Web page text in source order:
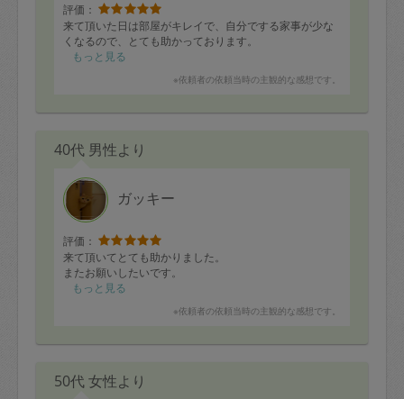
評価：
来て頂いた日は部屋がキレイで、自分でする家事が少な
くなるので、とても助かっております。
もっと見る
※依頼者の依頼当時の主観的な感想です。
40代 男性より
ガッキー
評価：
来て頂いてとても助かりました。
またお願いしたいです。
もっと見る
※依頼者の依頼当時の主観的な感想です。
50代 女性より